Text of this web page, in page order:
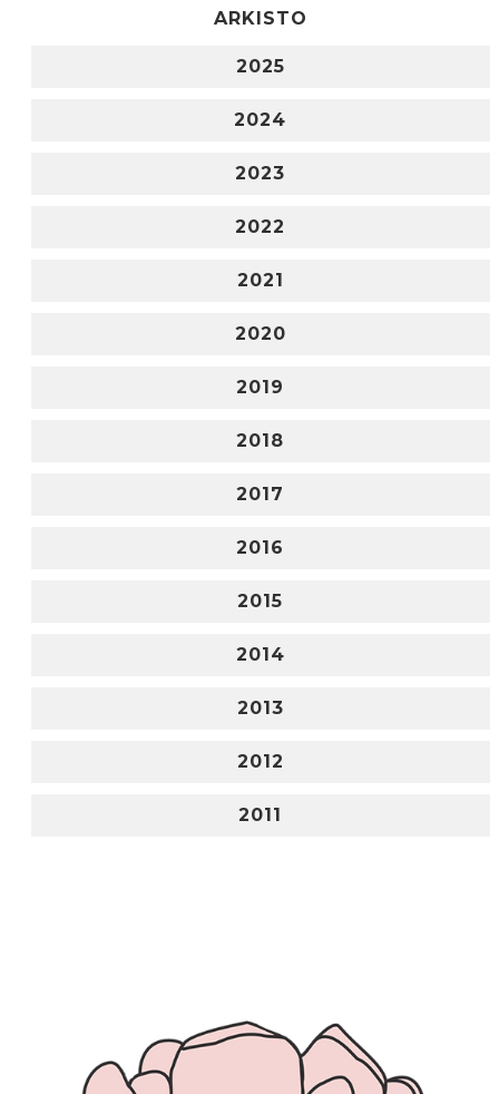
ARKISTO
2025
2024
2023
2022
2021
2020
2019
2018
2017
2016
2015
2014
2013
2012
2011